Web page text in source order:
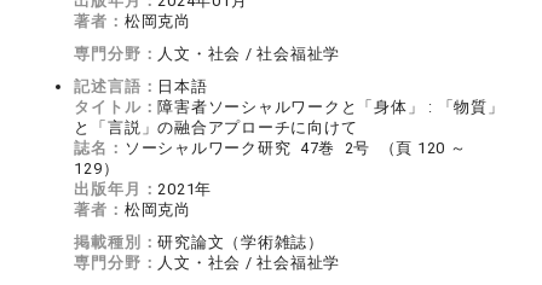
著者： 松岡克尚
専門分野： 人文・社会 / 社会福祉学
記述言語： 日本語
タイトル： 障害者ソーシャルワークと「身体」 : 「物質」
と「言説」の融合アプローチに向けて
誌名： ソーシャルワーク研究 47巻 2号 （頁 120 ～
129）
出版年月：2021年
著者： 松岡克尚
掲載種別：研究論文（学術雑誌）
専門分野： 人文・社会 / 社会福祉学